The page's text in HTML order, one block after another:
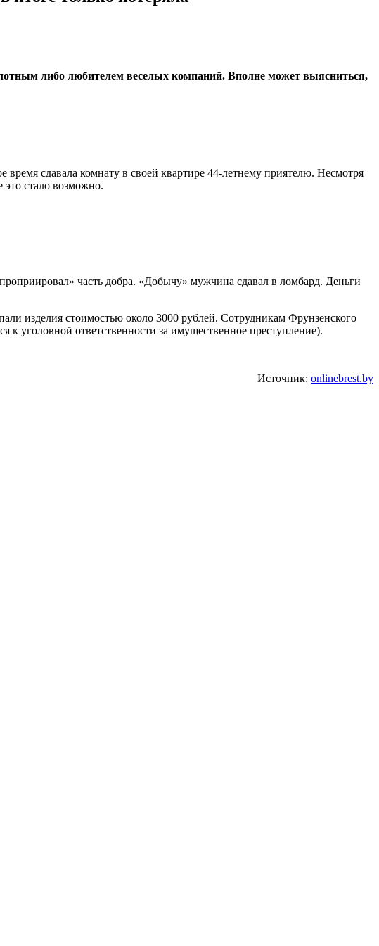
либо любителем веселых компаний. Вполне может выясниться,
сдавала комнату в своей квартире 44-летнему приятелю. Несмотря
стало возможно.
часть добра. «Добычу» мужчина сдавал в ломбард. Деньги
изделия стоимостью около 3000 рублей. Сотрудникам Фрунзенского
к уголовной ответственности за имущественное преступление).
Источник: onlinebrest.by